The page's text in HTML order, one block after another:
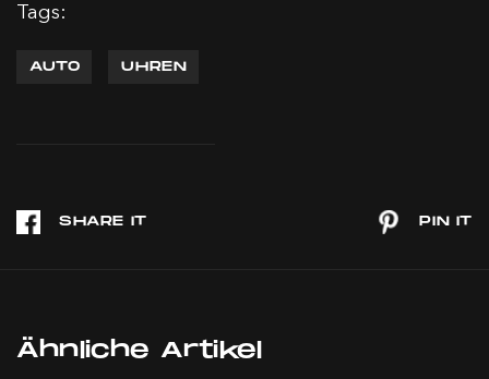
Tags:
AUTO UHREN
Ähnliche Artikel